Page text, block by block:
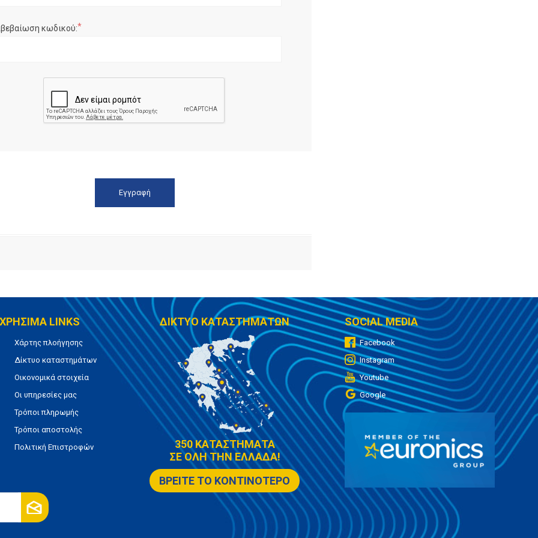
κωδικού:*
ΧΡΗΣΙΜΑ LINKS
Χάρτης πλοήγησης
Δίκτυο καταστημάτων
Οικονομικά στοιχεία
Οι υπηρεσίες μας
Τρόποι πληρωμής
Τρόποι αποστολής
Πολιτική Επιστροφών
ΔΙΚΤΥΟ ΚΑΤΑΣΤΗΜΑΤΩΝ
350 ΚΑΤΑΣΤΗΜΑΤΑ
ΣΕ ΟΛΗ ΤΗΝ ΕΛΛΑΔΑ!
ΒΡΕΙΤΕ ΤΟ ΚΟΝΤΙΝΟΤΕΡΟ
SOCIAL MEDIA
Facebook
Instagram
Youtube
Google